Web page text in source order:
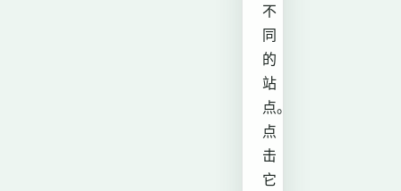
不
同
的
站
点。
点
击
它